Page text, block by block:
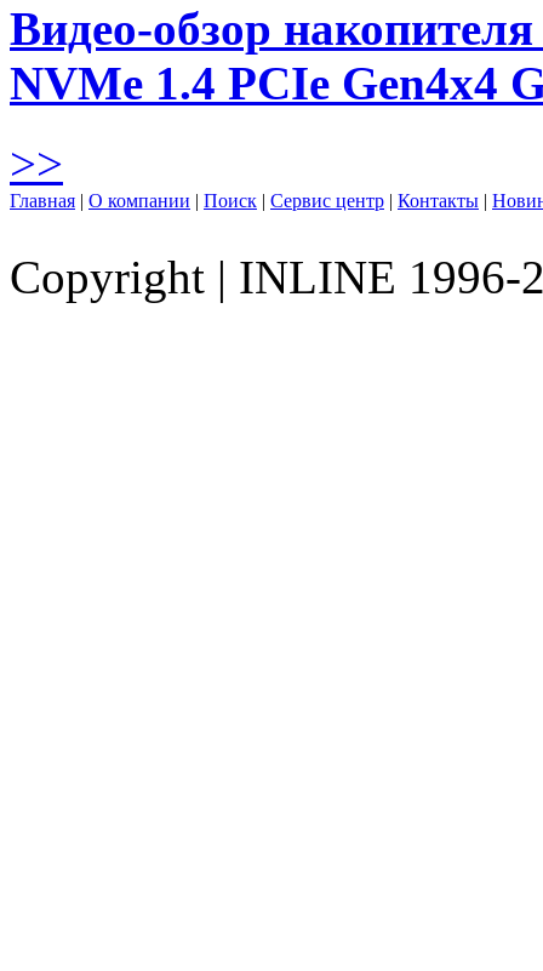
Видео-обзор
NVMe 1.4 PCIe Gen4х4
>>
Главная | О компании | Поиск | Сервис центр | Контакты |
Copyright | INLINE 1996-